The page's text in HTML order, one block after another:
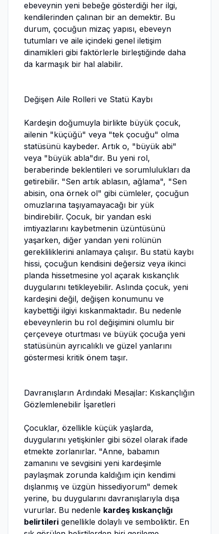
ebeveynin yeni bebeğe gösterdiği her ilgi,
kendilerinden çalınan bir an demektir. Bu
durum, çocuğun mizaç yapısı, ebeveyn
tutumları ve aile içindeki genel iletişim
dinamikleri gibi faktörlerle birleştiğinde daha
da karmaşık bir hal alabilir.
Değişen Aile Rolleri ve Statü Kaybı
Kardeşin doğumuyla birlikte büyük çocuk,
ailenin "küçüğü" veya "tek çocuğu" olma
statüsünü kaybeder. Artık o, "büyük abi"
veya "büyük abla"dır. Bu yeni rol,
beraberinde beklentileri ve sorumlulukları da
getirebilir. "Sen artık ablasın, ağlama", "Sen
abisin, ona örnek ol" gibi cümleler, çocuğun
omuzlarına taşıyamayacağı bir yük
bindirebilir. Çocuk, bir yandan eski
imtiyazlarını kaybetmenin üzüntüsünü
yaşarken, diğer yandan yeni rolünün
gerekliliklerini anlamaya çalışır. Bu statü kaybı
hissi, çocuğun kendisini değersiz veya ikinci
planda hissetmesine yol açarak kıskançlık
duygularını tetikleyebilir. Aslında çocuk, yeni
kardeşini değil, değişen konumunu ve
kaybettiği ilgiyi kıskanmaktadır. Bu nedenle
ebeveynlerin bu rol değişimini olumlu bir
çerçeveye oturtması ve büyük çocuğa yeni
statüsünün ayrıcalıklı ve güzel yanlarını
göstermesi kritik önem taşır.
Davranışların Ardındaki Mesajlar: Kıskançlığın
Gözlemlenebilir İşaretleri
Çocuklar, özellikle küçük yaşlarda,
duygularını yetişkinler gibi sözel olarak ifade
etmekte zorlanırlar. "Anne, babamın
zamanını ve sevgisini yeni kardeşimle
paylaşmak zorunda kaldığım için kendimi
dışlanmış ve üzgün hissediyorum" demek
yerine, bu duygularını davranışlarıyla dışa
vururlar. Bu nedenle kardeş kıskançlığı
belirtileri genellikle dolaylı ve semboliktir. En